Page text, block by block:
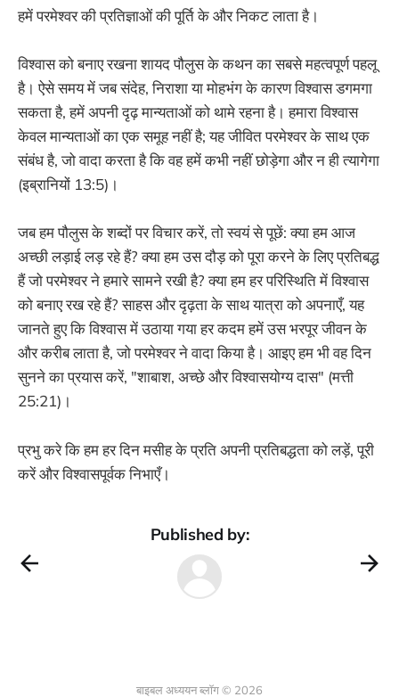
हमें परमेश्वर की प्रतिज्ञाओं की पूर्ति के और निकट लाता है।
विश्वास को बनाए रखना शायद पौलुस के कथन का सबसे महत्वपूर्ण पहलू
है। ऐसे समय में जब संदेह, निराशा या मोहभंग के कारण विश्वास डगमगा
सकता है, हमें अपनी दृढ़ मान्यताओं को थामे रहना है। हमारा विश्वास
केवल मान्यताओं का एक समूह नहीं है; यह जीवित परमेश्वर के साथ एक
संबंध है, जो वादा करता है कि वह हमें कभी नहीं छोड़ेगा और न ही त्यागेगा
(इब्रानियों 13:5)।
जब हम पौलुस के शब्दों पर विचार करें, तो स्वयं से पूछें: क्या हम आज
अच्छी लड़ाई लड़ रहे हैं? क्या हम उस दौड़ को पूरा करने के लिए प्रतिबद्ध
हैं जो परमेश्वर ने हमारे सामने रखी है? क्या हम हर परिस्थिति में विश्वास
को बनाए रख रहे हैं? साहस और दृढ़ता के साथ यात्रा को अपनाएँ, यह
जानते हुए कि विश्वास में उठाया गया हर कदम हमें उस भरपूर जीवन के
और करीब लाता है, जो परमेश्वर ने वादा किया है। आइए हम भी वह दिन
सुनने का प्रयास करें, "शाबाश, अच्छे और विश्वासयोग्य दास" (मत्ती
25:21)।
प्रभु करे कि हम हर दिन मसीह के प्रति अपनी प्रतिबद्धता को लड़ें, पूरी
करें और विश्वासपूर्वक निभाएँ।
Published by:
बाइबल अध्ययन ब्लॉग © 2026